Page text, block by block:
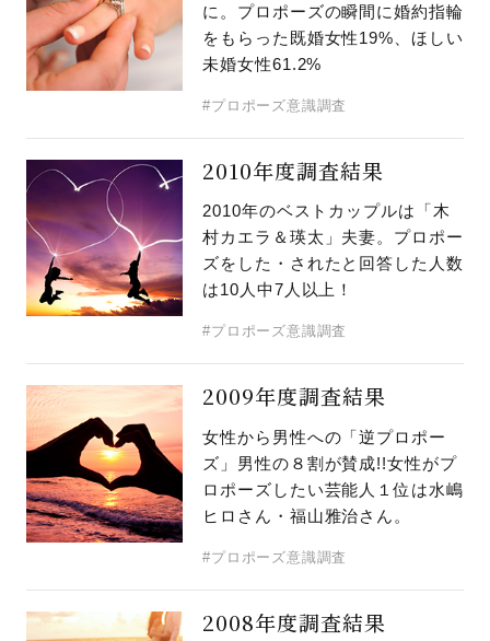
に。プロポーズの瞬間に婚約指輪
をもらった既婚女性19%、ほしい
未婚女性61.2%
#プロポーズ意識調査
2010年度調査結果
2010年のベストカップルは「木
村カエラ＆瑛太」夫妻。プロポー
ズをした・されたと回答した人数
は10人中7人以上！
#プロポーズ意識調査
2009年度調査結果
女性から男性への「逆プロポー
ズ」男性の８割が賛成!!女性がプ
ロポーズしたい芸能人１位は水嶋
ヒロさん・福山雅治さん。
#プロポーズ意識調査
2008年度調査結果